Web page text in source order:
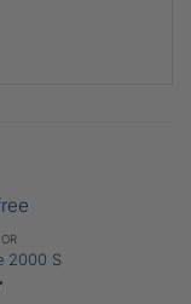
2000 S